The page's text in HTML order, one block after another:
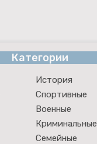
Категории
История
Спортивные
Военные
Криминальные
Семейные